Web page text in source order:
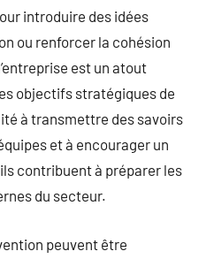
introduire des idées
ou renforcer la cohésion
est un atout
objectifs stratégiques de
à transmettre des savoirs
et à encourager un
contribuent à préparer les
du secteur.
peuvent être